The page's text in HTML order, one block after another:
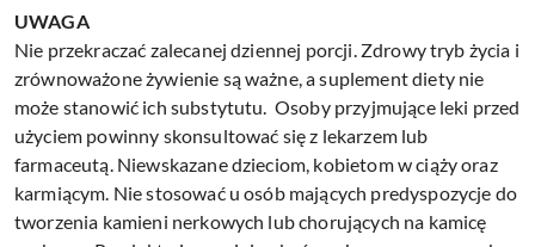
UWAGA
Nie przekraczać zalecanej dziennej porcji. Zdrowy tryb życia i
zrównoważone żywienie są ważne, a suplement diety nie
może stanowić ich substytutu. Osoby przyjmujące leki przed
użyciem powinny skonsultować się z lekarzem lub
farmaceutą. Niewskazane dzieciom, kobietom w ciąży oraz
karmiącym. Nie stosować u osób mających predyspozycje do
tworzenia kamieni nerkowych lub chorujących na kamicę